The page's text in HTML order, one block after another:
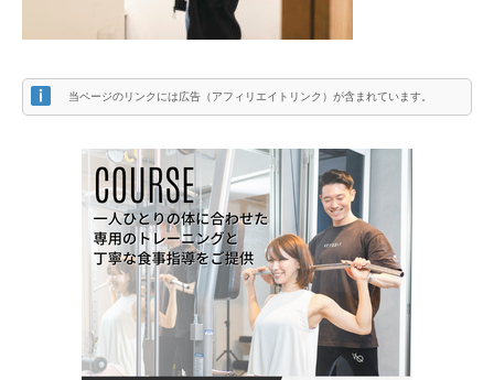
当ページのリンクには広告（アフィリエイトリンク）が含まれています。